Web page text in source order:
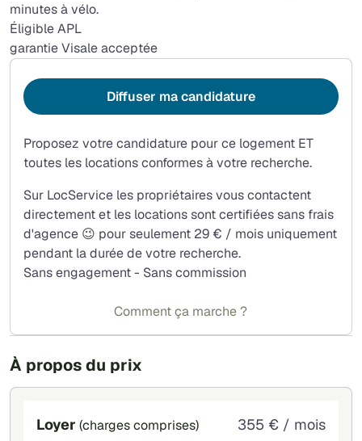
minutes à vélo.
Éligible APL
garantie Visale acceptée
À propos du prix
Loyer (charges comprises) 355 € / mois
Proposez votre candidature pour ce logement ET
toutes les locations conformes à votre recherche.
Sur LocService les propriétaires vous contactent
directement et les locations sont certifiées sans frais
d'agence 😉 pour seulement 29 € / mois uniquement
pendant la durée de votre recherche.
Sans engagement - Sans commission
Diffuser ma candidature
Comment ça marche ?